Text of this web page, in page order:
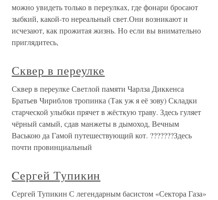
можно увидеть только в переулках, где фонари бросают
зыбкий, какой-то нереальный свет.Они возникают и
исчезают, как прожитая жизнь. Но если вы внимательно
приглядитесь,
Сквер в переулке
Сквер в переулке Светлой памяти Чарлза Диккенса
Братьев Чириблов тропинка (Так уж я её зову) Складки
старческой улыбки прячет в жёсткую траву. Здесь гуляет
чёрный самый, сдав манжеты в дымоход, Вечным
Ваською да Гамой путешествующий кот. ???????Здесь
почти провинциальный
Cергей Тупикин
Cергей Тупикин С легендарным басистом «Сектора Газа»